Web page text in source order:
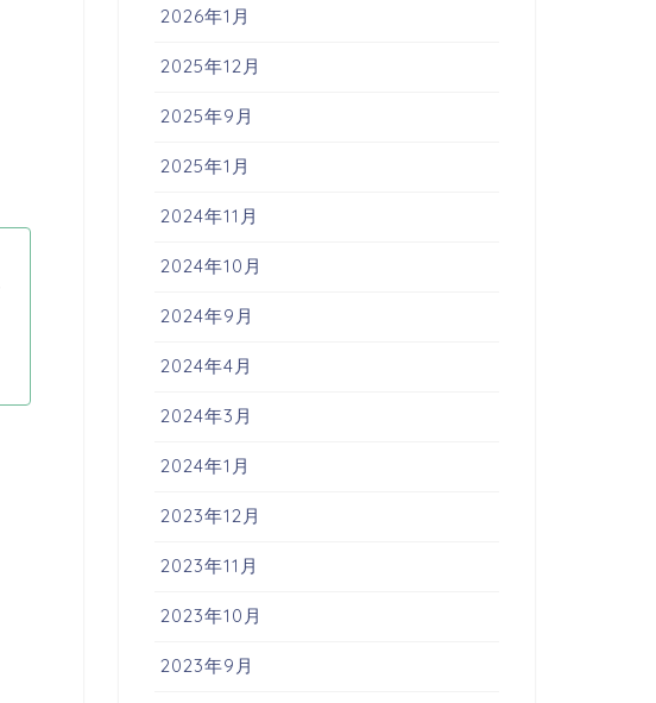
2026年1月
2025年12月
2025年9月
2025年1月
2024年11月
2024年10月
2024年9月
2024年4月
2024年3月
2024年1月
2023年12月
2023年11月
2023年10月
2023年9月